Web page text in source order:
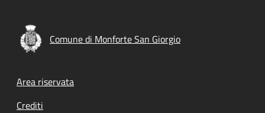
Comune di Monforte San Giorgio
Footer menu
Area riservata
Crediti